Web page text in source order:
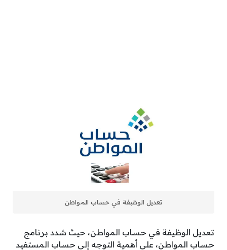
تعديل الوظيفة في حساب المواطن
تعديل الوظيفة في حساب المواطن، حيث شدد برنامج
حساب المواطن، على أهمية التوجه إلى حساب المستفيد